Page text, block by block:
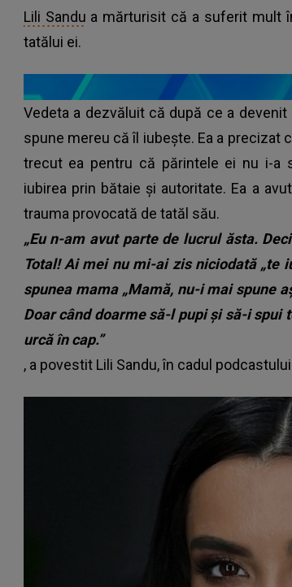
Lili Sandu a mărturisit că a suferit mult
tatălui ei.
Vedeta a dezvăluit că după ce a
spune mereu că îl iubește. Ea a precizat
trecut ea pentru că părintele ei nu i-a
iubirea prin bătaie și autoritate. Ea a
trauma provocată de tatăl său.
„Eu n-am avut parte de lucrul ăsta.
Total! Ai mei nu mi-ai zis niciodată „te
spunea mama „Mamă, nu-i mai spune
Doar când doarme să-l pupi și să-i spui
urcă în cap.”
, a povestit Lili Sandu, în cadul